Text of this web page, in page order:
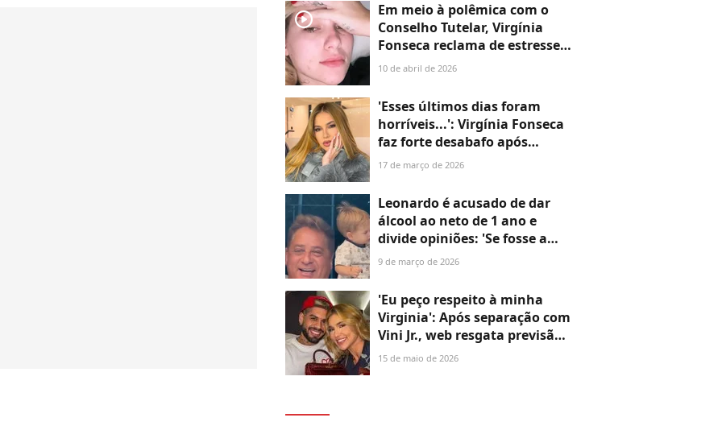
player2
Em meio à polêmica com o
Conselho Tutelar, Virgínia
Fonseca reclama de estresse:
'Dormindo mal'
10 de abril de 2026
'Esses últimos dias foram
horríveis...': Virgínia Fonseca
faz forte desabafo após
problema de saúde que já a
17 de março de 2026
Leonardo é acusado de dar
álcool ao neto de 1 ano e
divide opiniões: 'Se fosse a
Virgínia, já teriam chamado o
9 de março de 2026
'Eu peço respeito à minha
Virginia': Após separação com
Vini Jr., web resgata previsão
inusitada de Márcia Sensitiva
15 de maio de 2026